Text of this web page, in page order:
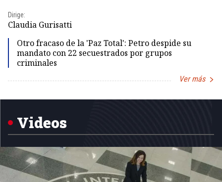
Dirige:
Claudia Gurisatti
Otro fracaso de la 'Paz Total': Petro despide su
mandato con 22 secuestrados por grupos
criminales
Ver más
1
Videos